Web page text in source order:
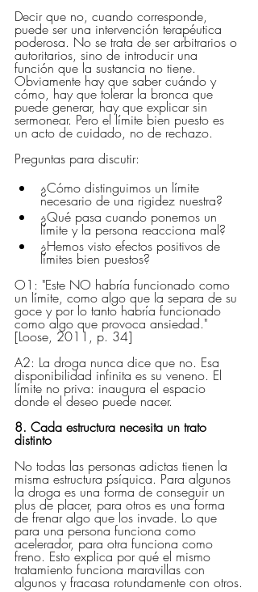
Decir que no, cuando corresponde,
puede ser una intervención terapéutica
poderosa. No se trata de ser arbitrarios o
autoritarios, sino de introducir una
función que la sustancia no tiene.
Obviamente hay que saber cuándo y
cómo, hay que tolerar la bronca que
puede generar, hay que explicar sin
sermonear. Pero el límite bien puesto es
un acto de cuidado, no de rechazo.
Preguntas para discutir:
¿Cómo distinguimos un límite
necesario de una rigidez nuestra?
¿Qué pasa cuando ponemos un
límite y la persona reacciona mal?
¿Hemos visto efectos positivos de
límites bien puestos?
O1: "Este NO habría funcionado como
un límite, como algo que la separa de su
goce y por lo tanto habría funcionado
como algo que provoca ansiedad."
[Loose, 2011, p. 34]
A2: La droga nunca dice que no. Esa
disponibilidad infinita es su veneno. El
límite no priva: inaugura el espacio
donde el deseo puede nacer.
8. Cada estructura necesita un trato
distinto
No todas las personas adictas tienen la
misma estructura psíquica. Para algunos
la droga es una forma de conseguir un
plus de placer, para otros es una forma
de frenar algo que los invade. Lo que
para una persona funciona como
acelerador, para otra funciona como
freno. Esto explica por qué el mismo
tratamiento funciona maravillas con
algunos y fracasa rotundamente con otros.